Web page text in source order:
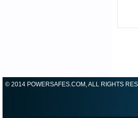
© 2014 POWERSAFES.COM, ALL RIGHTS